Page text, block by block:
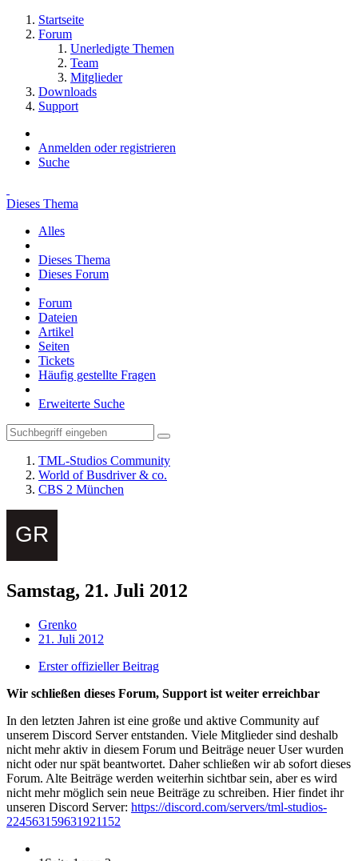
Startseite
Forum
Unerledigte Themen
Team
Mitglieder
Downloads
Support
Anmelden oder registrieren
Suche
Dieses Thema
Alles
Dieses Thema
Dieses Forum
Forum
Dateien
Artikel
Seiten
Tickets
Häufig gestellte Fragen
Erweiterte Suche
TML-Studios Community
World of Busdriver & co.
CBS 2 München
Samstag, 21. Juli 2012
Grenko
21. Juli 2012
Erster offizieller Beitrag
Wir schließen dieses Forum, Support ist weiter erreichbar
In den letzten Jahren ist eine große und aktive Community auf
unserem Discord Server entstanden. Viele Mitglieder sind deshalb
nicht mehr aktiv in diesem Forum und Beiträge neuer User wurden
nicht oder nur spät beantwortet. Daher schließen wir ab sofort dieses
Forum. Alte Beiträge werden weiterhin sichtbar sein, aber es wird
nicht mehr möglich sein neue Beiträge zu schreiben. Hier findet ihr
unseren Discord Server: https://discord.com/servers/tml-studios-
224563159631921152